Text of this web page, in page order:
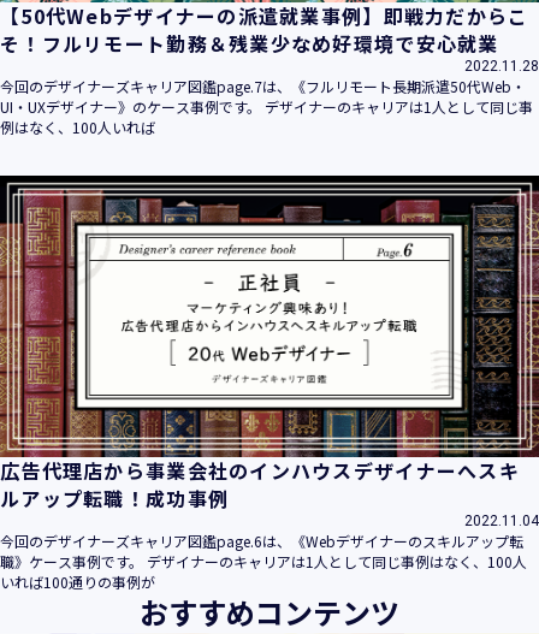
【50代Webデザイナーの派遣就業事例】即戦力だからこ
そ！フルリモート勤務＆残業少なめ好環境で安心就業
2022.11.28
今回のデザイナーズキャリア図鑑page.7は、《フルリモート長期派遣50代Web・
UI・UXデザイナー》のケース事例です。 デザイナーのキャリアは1人として同じ事
例はなく、100人いれば
広告代理店から事業会社のインハウスデザイナーへスキ
ルアップ転職！成功事例
2022.11.04
今回のデザイナーズキャリア図鑑page.6は、《Webデザイナーのスキルアップ転
職》ケース事例です。 デザイナーのキャリアは1人として同じ事例はなく、100人
いれば100通りの事例が
おすすめコンテンツ